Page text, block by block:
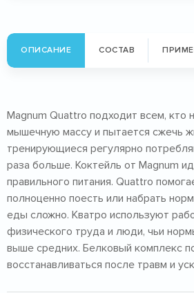
ОПИСАНИЕ СОСТАВ
Magnum Quattro подходит всем, кто
мышечную массу и пытается сжечь
тренирующиеся регулярно
раза больше. Коктейль от Magnum
правильного питания. Quattro
полноценно поесть или набрать
еды сложно. Кватро используют
физического труда и люди, чьи
выше средних. Белковый комплекс
восстанавливаться после травм и